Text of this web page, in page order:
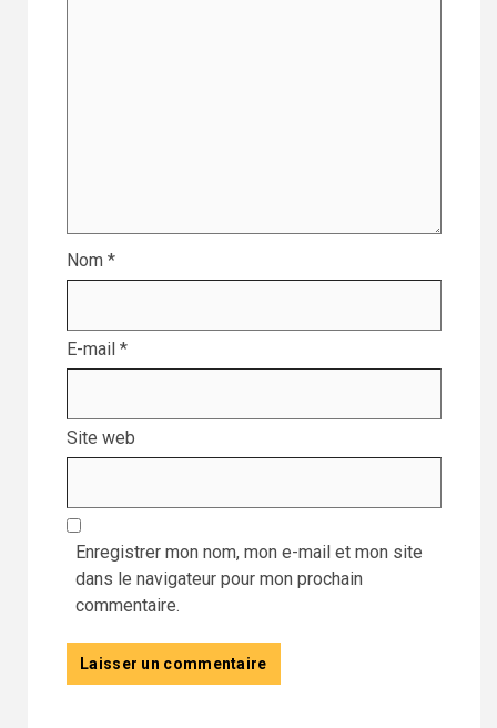
Nom *
E-mail *
Site web
Enregistrer mon nom, mon e-mail et mon site
dans le navigateur pour mon prochain
commentaire.